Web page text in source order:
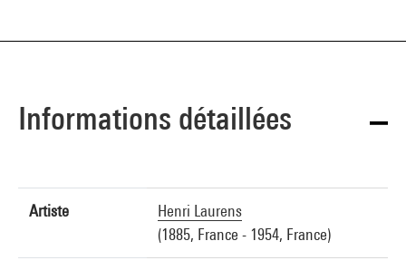
Informations détaillées
Artiste
Henri Laurens
(1885, France - 1954, France)